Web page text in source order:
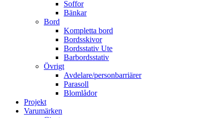
Soffor
Bänkar
Bord
Kompletta bord
Bordsskivor
Bordsstativ Ute
Barbordsstativ
Övrigt
Avdelare/personbarriärer
Parasoll
Blomlådor
Projekt
Varumärken